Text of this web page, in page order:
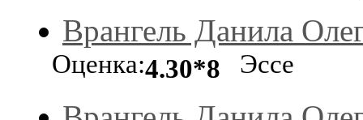
Врангель Данила
Оценка:4.30*8
Эссе